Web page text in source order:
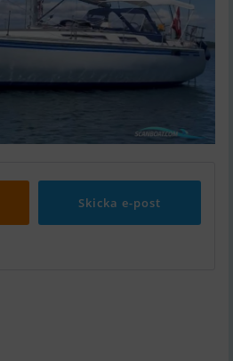
Skicka e-post